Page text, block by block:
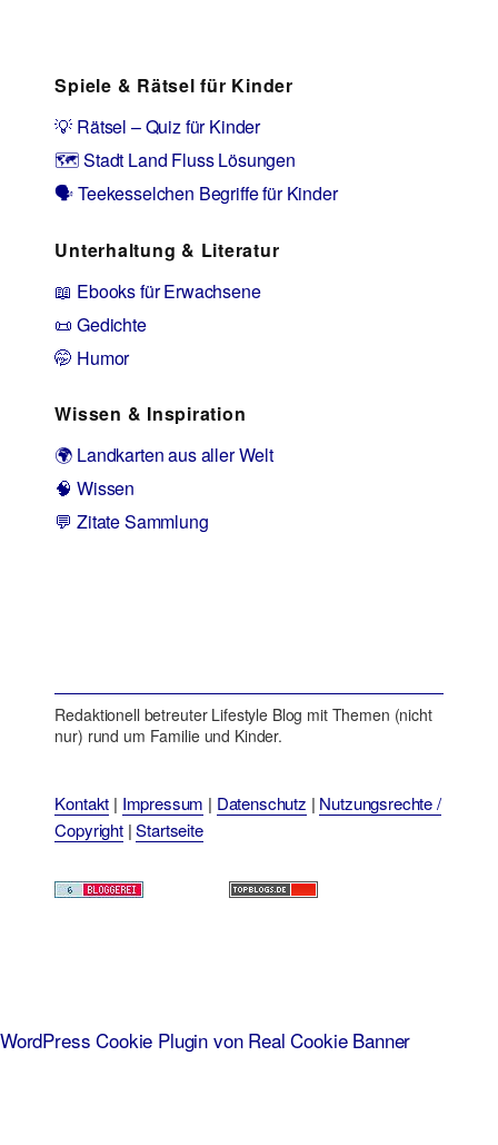
Spiele & Rätsel für Kinder
💡 Rätsel – Quiz für Kinder
🗺️ Stadt Land Fluss Lösungen
🗣️ Teekesselchen Begriffe für Kinder
Unterhaltung & Literatur
📖 Ebooks für Erwachsene
📜 Gedichte
🤭 Humor
Wissen & Inspiration
🌍 Landkarten aus aller Welt
🧠 Wissen
💬 Zitate Sammlung
Redaktionell betreuter Lifestyle Blog mit Themen (nicht
nur) rund um Familie und Kinder.
Kontakt | Impressum | Datenschutz | Nutzungsrechte /
Copyright|Startseite
WordPress Cookie Plugin von Real Cookie Banner